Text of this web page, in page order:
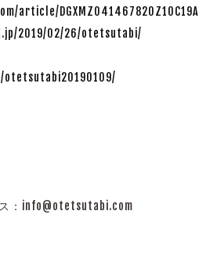
article/
2019/02/26/otetsutabi/
otetsutabi20190109/
：info@otetsutabi.com